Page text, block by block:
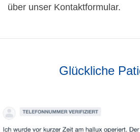
über unser Kontaktformular.
Glückliche